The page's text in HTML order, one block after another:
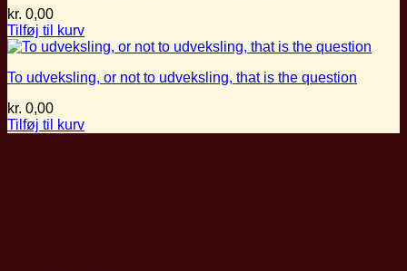
kr. 0,00
Tilføj til kurv
To udveksling, or not to udveksling, that is the question
kr. 0,00
Tilføj til kurv